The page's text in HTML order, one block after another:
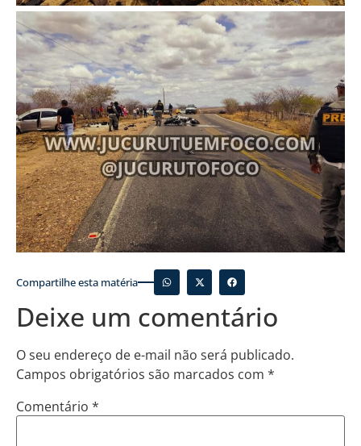
Compartilhe esta matéria
Deixe um comentário
O seu endereço de e-mail não será publicado.
Campos obrigatórios são marcados com *
Comentário *